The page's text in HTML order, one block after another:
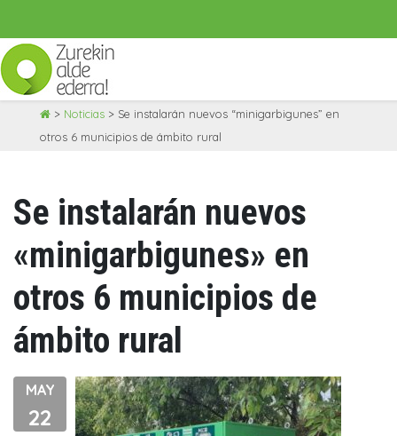
> Noticias > Se instalarán nuevos “minigarbigunes” en
otros 6 municipios de ámbito rural
Se instalarán nuevos
«minigarbigunes» en
otros 6 municipios de
ámbito rural
MAY
22